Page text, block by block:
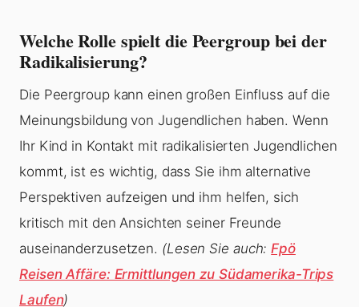
Welche Rolle spielt die Peergroup bei der
Radikalisierung?
Die Peergroup kann einen großen Einfluss auf die
Meinungsbildung von Jugendlichen haben. Wenn
Ihr Kind in Kontakt mit radikalisierten Jugendlichen
kommt, ist es wichtig, dass Sie ihm alternative
Perspektiven aufzeigen und ihm helfen, sich
kritisch mit den Ansichten seiner Freunde
auseinanderzusetzen. (Lesen Sie auch:Fpö
Reisen Affäre: Ermittlungen zu Südamerika-Trips
Laufen)